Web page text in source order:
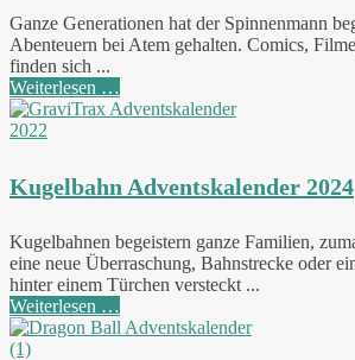
Ganze Generationen hat der Spinnenmann
Abenteuern bei Atem gehalten. Comics,
finden sich ...
Weiterlesen …
Kugelbahn Adventskalender 2024
Kugelbahnen begeistern ganze Familien,
eine neue Überraschung, Bahnstrecke oder
hinter einem Türchen versteckt ...
Weiterlesen …